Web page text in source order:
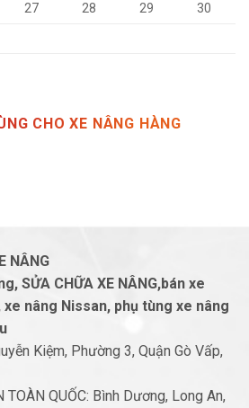
27 28 29
30
CHO XE NÂNG HÀNG
NÂNG
SỬA CHỮA XE NÂNG,bán xe
nâng Nissan, phụ tùng xe nâng
Kiệm, Phường 3, Quận Gò Vấp,
TOÀN QUỐC: Bình Dương, Long An,